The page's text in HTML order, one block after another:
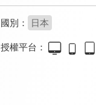
國別： 日本
授權平台：